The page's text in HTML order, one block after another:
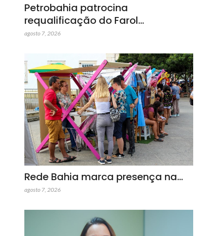
Petrobahia patrocina
requalificação do Farol…
agosto 7, 2026
Rede Bahia marca presença na…
agosto 7, 2026